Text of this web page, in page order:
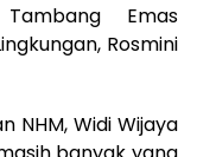
Emas
Rosmini
NHM, Widi Wijaya